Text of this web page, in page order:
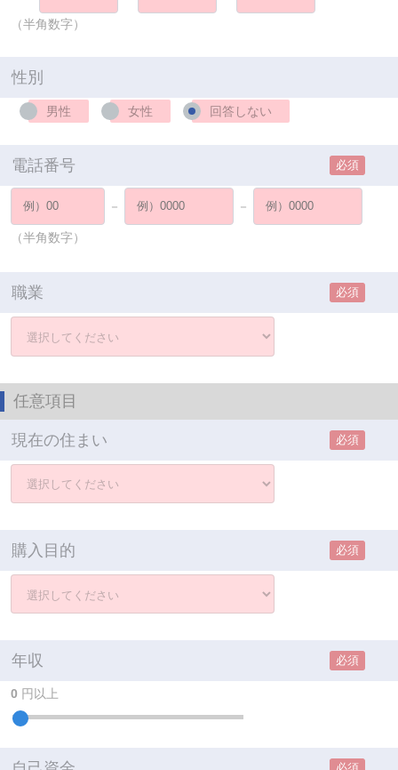
（半角数字）
性別
男性 女性 回答しない
電話番号 必須
－ －
（半角数字）
職業 必須
任意項目
現在の住まい 必須
購入目的 必須
年収 必須
0 円以上